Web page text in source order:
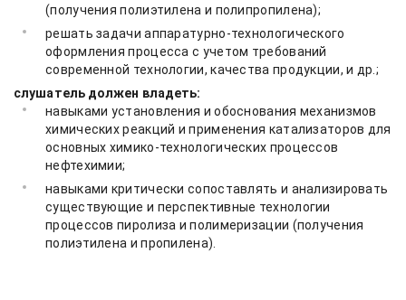
(получения полиэтилена и полипропилена);
решать задачи аппаратурно-технологического
оформления процесса с учетом требований
современной технологии, качества продукции, и др.;
слушатель должен владеть:
навыками установления и обоснования механизмов
химических реакций и применения катализаторов для
основных химико-технологических процессов
нефтехимии;
навыками критически сопоставлять и анализировать
существующие и перспективные технологии
процессов пиролиза и полимеризации (получения
полиэтилена и пропилена).